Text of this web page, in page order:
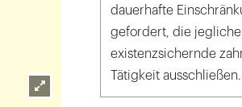
dauerhafte
gefordert, die jegliche
existenzsichernde
Tätigkeit ausschließen.